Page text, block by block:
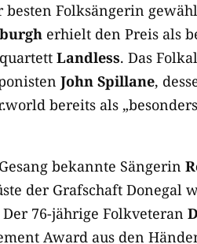
besten Folksängerin
erhielt den Preis als
Landless. Das
John Spillane,
bereits als
bekannte Sängerin
der Grafschaft Donegal
76-jährige Folkveteran
Award aus den